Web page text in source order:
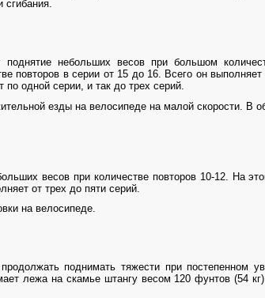
небольших весов при большом
повторов в серии от 15 до 16. Всего он
одной серии, и так до трех серий.
езды на велосипеде на малой скорости. В
весов при количестве повторов 10-12. На
от трех до пяти серий.
на велосипеде.
поднимать тяжести при постепенном
лежа на скамье штангу весом 120 фунтов (54